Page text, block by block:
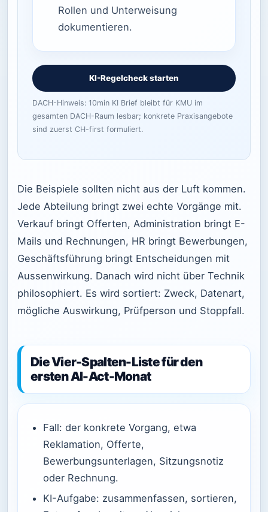
Rollen und Unterweisung
dokumentieren.
KI-Regelcheck starten
DACH-Hinweis: 10min KI Brief bleibt für KMU im
gesamten DACH-Raum lesbar; konkrete Praxisangebote
sind zuerst CH-first formuliert.
Die Beispiele sollten nicht aus der Luft kommen.
Jede Abteilung bringt zwei echte Vorgänge mit.
Verkauf bringt Offerten, Administration bringt E-
Mails und Rechnungen, HR bringt Bewerbungen,
Geschäftsführung bringt Entscheidungen mit
Aussenwirkung. Danach wird nicht über Technik
philosophiert. Es wird sortiert: Zweck, Datenart,
mögliche Auswirkung, Prüfperson und Stoppfall.
Die Vier-Spalten-Liste für den
ersten AI-Act-Monat
Fall: der konkrete Vorgang, etwa
Reklamation, Offerte,
Bewerbungsunterlagen, Sitzungsnotiz
oder Rechnung.
KI-Aufgabe: zusammenfassen, sortieren,